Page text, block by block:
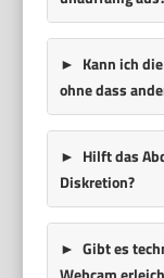
Kann ich
ohne dass
Hilft das
Diskretion?
Gibt es